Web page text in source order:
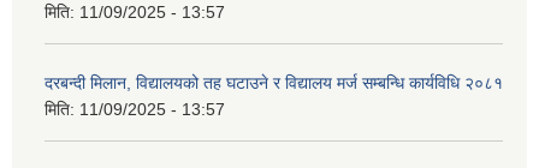
मिति: 11/09/2025 - 13:57
दरबन्दी मिलान, विद्यालयको तह घटाउने र विद्यालय मर्ज सम्बन्धि कार्यविधि २०८१
मिति: 11/09/2025 - 13:57